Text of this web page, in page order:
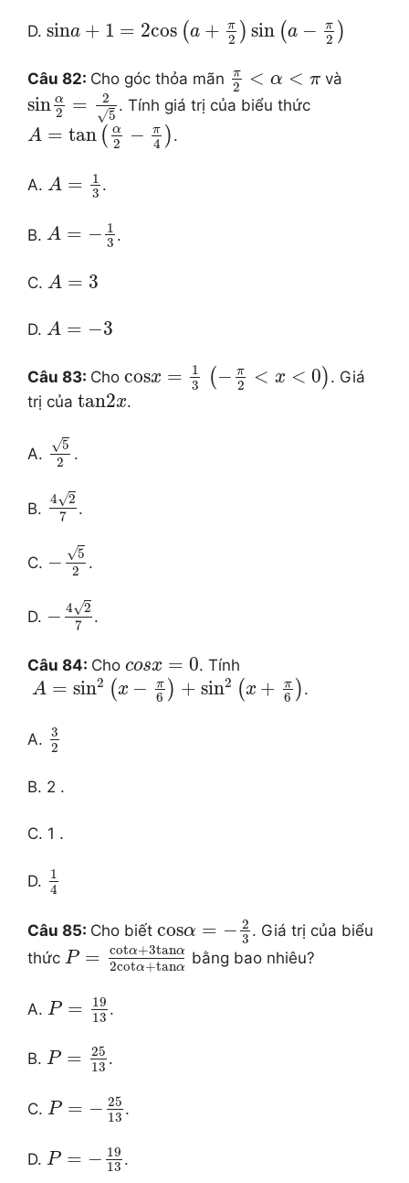
D. sina + 1 = 2cos (a + π
2 ) sin (a − π
2 )
Câu 82: Cho góc thỏa mãn π
2 < α < πvà
sin α
2 =
2
5
√
. Tính giá trị của biểu thức
A = tan ( α
2 − π
4 ) .
A. A =
1
3 .
B. A = − 1
3 .
C. A = 3
D. A = −3
Câu 83: Cho cosx =
1
3
( − π
2 < x < 0) . Giá
trị của tan2x.
A.
5
√
2
.
B.
4 2
√
7
.
C. − 5
√
2
.
D. − 4 2
√
7
.
Câu 84: Cho cosx = 0. Tính
A = sin2 (x − π
6 ) + sin2 (x + π
6 ) .
A. 3
2
B. 2 .
C. 1 .
D.
1
4
Câu 85: Cho biết cosα = − 2
3 . Giá trị của biểu
thức P = cotα+3tanα
2cotα+tanα bằng bao nhiêu?
A. P =
19
13 .
B. P =
25
13 .
C. P = − 25
13 .
D. P = − 19
13 .